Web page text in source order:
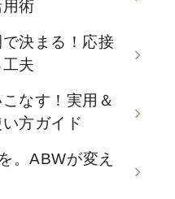
術
決まる！応接
夫
なす！実用＆
方ガイド
。ABWが変え